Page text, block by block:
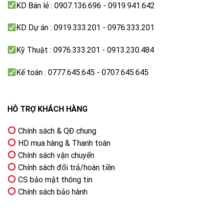
Tốc độ vắt tối đa 1200 vòng/phút giúp đồ giặt mau
khi giặt sẽ mau khô, thích hợp cho ngày trời mưa bão,
KD Bán lẻ : 0907.136.696 - 0919.941.642
KD Dự án : 0919.333.201 - 0976.333.201
Kỹ Thuật : 0976.333.201 - 0913.230.484
Kế toán : 0777.645.645 - 0707.645.645
HỖ TRỢ KHÁCH HÀNG
Chính sách & QĐ chung
HD mua hàng & Thanh toán
Chính sách vận chuyển
Chính sách đổi trả/hoàn tiền
CS bảo mật thông tin
Chính sách bảo hành